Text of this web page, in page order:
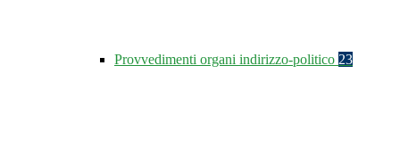
Provvedimenti organi indirizzo-politico 23